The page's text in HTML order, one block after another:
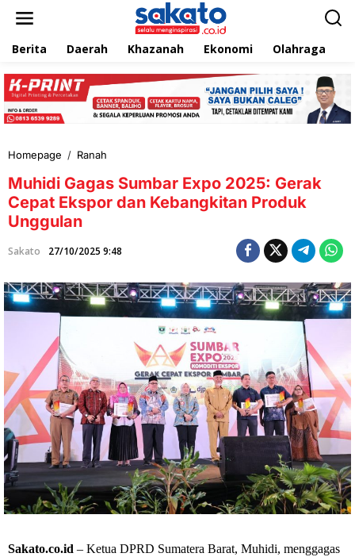
e
k
Berita Daerah Khazanah Ekonomi Olahraga
Homepage / Ranah
h
i
d
a
a
s
r
E
x
p
o
2
2
:
Muhidi Gagas Sumbar Expo 2025: Gerak
Cepat Ekspor dan Kebangkitan Produk
Unggulan
Sakato 27/10/2025 9:48
Sakato.co.id – Ketua DPRD Sumatera Barat, Muhidi, menggagas